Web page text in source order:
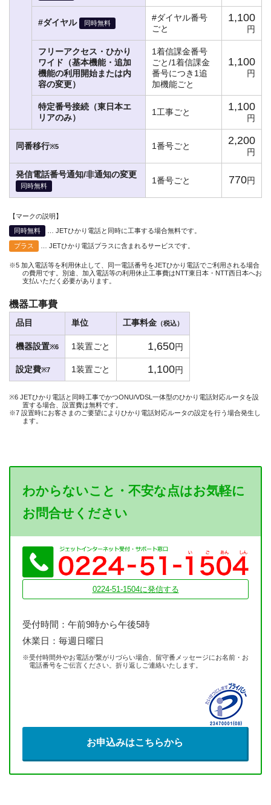
#ダイヤル 同時無料
#ダイヤル番号
ごと
1,100
円
フリーアクセス・ひかり
ワイド（基本機能・追加
機能の利用開始または内
容の変更）
1着信課金番号
ごと/1着信課金
番号につき1追
加機能ごと
1,100
円
特定番号接続（東日本エ
リアのみ）
1工事ごと 1,100
円
同番移行※5 1番号ごと 2,200
円
発信電話番号通知/非通知の変更
同時無料
1番号ごと 770円
【マークの説明】
同時無料 … JETひかり電話と同時に工事する場合無料です。
プラス … JETひかり電話プラスに含まれるサービスです。
※5 加入電話等を利用休止して、同一電話番号をJETひかり電話でご利用される場合
の費用です。別途、加入電話等の利用休止工事費はNTT東日本・NTT西日本へお
支払いただく必要があります。
機器工事費
品目 単位 工事料金 （税込）
機器設置※6 1装置ごと 1,650円
設定費※7 1装置ごと 1,100円
※6 JETひかり電話と同時工事でかつONU/VDSL一体型のひかり電話対応ルータを設
置する場合、設置費は無料です。
※7 設置時にお客さまのご要望によりひかり電話対応ルータの設定を行う場合発生し
ます。
わからないこと・不安な点はお気軽に
お問合せください
0224-51-1504に発信する
受付時間：午前9時から午後5時
／
休業日：毎週日曜日
※受付時間外やお電話が繋がりづらい場合、留守番メッセージにお名前・お
電話番号をご伝言ください。折り返しご連絡いたします。
お申込みはこちらから